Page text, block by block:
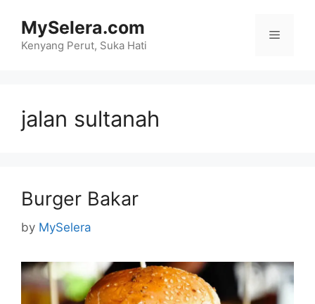
content
MySelera.com
Kenyang Perut, Suka Hati
Menu
jalan sultanah
Burger Bakar
by MySelera